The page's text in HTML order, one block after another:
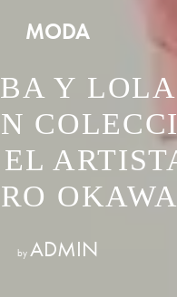
MODA
Y LOLA
by ADMIN